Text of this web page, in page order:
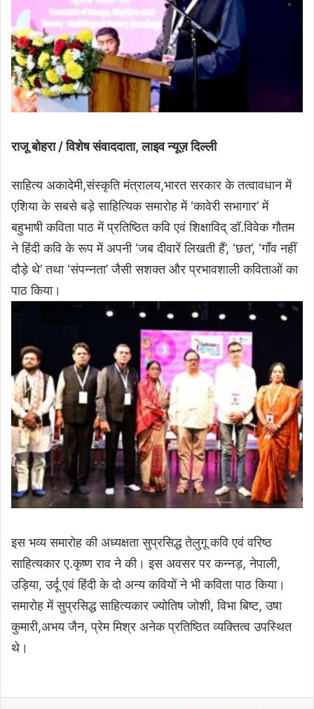
राजू बोहरा / विशेष संवाददाता, लाइव न्यूज़ दिल्ली
साहित्य अकादेमी,संस्कृति मंत्रालय,भारत सरकार के तत्वावधान में
एशिया के सबसे बड़े साहित्यिक समारोह में ‘कावेरी सभागार’ में
बहुभाषी कविता पाठ में प्रतिष्ठित कवि एवं शिक्षाविद् डॉ.विवेक गौतम
ने हिंदी कवि के रूप में अपनी ‘जब दीवारें लिखती हैं’, ‘छत’, ‘गॉंव नहीं
दौड़े थे’ तथा ‘संपन्नता’ जैसी सशक्त और प्रभावशाली कविताओं का
पाठ किया।
इस भव्य समारोह की अध्यक्षता सुप्रसिद्ध तेलुगू कवि एवं वरिष्ठ
साहित्यकार ए.कृष्ण राव ने की। इस अवसर पर कन्नड़, नेपाली,
उड़िया, उर्दू एवं हिंदी के दो अन्य कवियों ने भी कविता पाठ किया।
समारोह में सुप्रसिद्ध साहित्यकार ज्योतिष जोशी, विभा बिष्ट, उषा
कुमारी,अभय जैन, प्रेम मिश्र अनेक प्रतिष्ठित व्यक्तित्व उपस्थित
थे।